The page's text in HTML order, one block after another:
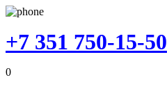
+7 351 750-15-50
0